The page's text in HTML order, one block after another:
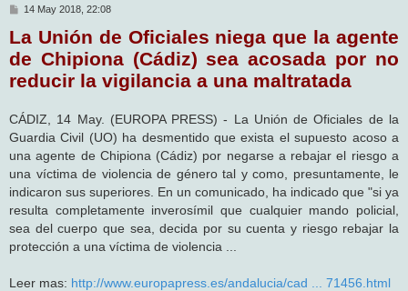
M
n
s
a
j
e
14 May 2018, 22:08
La Unión de Oficiales niega que la agente
de Chipiona (Cádiz) sea acosada por no
reducir la vigilancia a una maltratada
CÁDIZ, 14 May. (EUROPA PRESS) - La Unión de Oficiales de la
Guardia Civil (UO) ha desmentido que exista el supuesto acoso a
una agente de Chipiona (Cádiz) por negarse a rebajar el riesgo a
una víctima de violencia de género tal y como, presuntamente, le
indicaron sus superiores. En un comunicado, ha indicado que "si ya
resulta completamente inverosímil que cualquier mando policial,
sea del cuerpo que sea, decida por su cuenta y riesgo rebajar la
protección a una víctima de violencia ...
Leer mas: http://www.europapress.es/andalucia/cad ... 71456.html